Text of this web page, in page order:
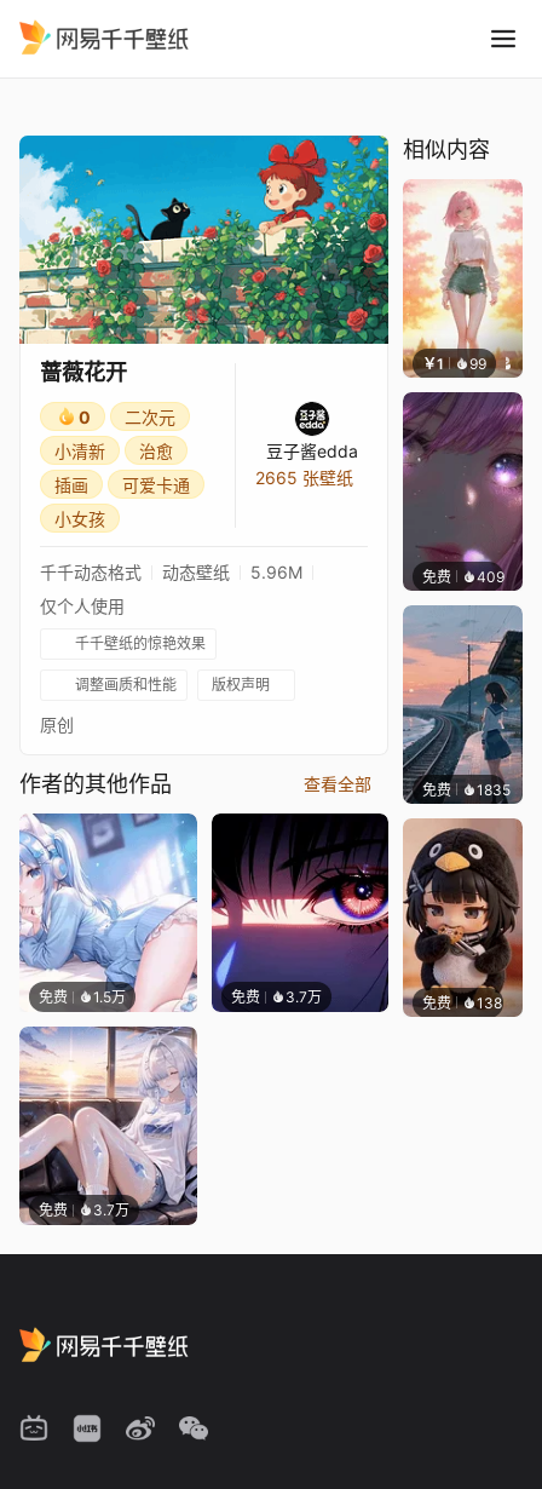
蔷薇花开
0
二次元
小清新
治愈
插画
可爱卡通
小女孩
豆子酱edda
2665 张壁纸
千千动态格式 动态壁纸
5.96M
仅个人使用
千千壁纸的惊艳效果
调整画质和性能 版权声明
原创
作者的其他作品 查看全部
免费 1.5万 免费 3.7万
免费 3.7万
相似内容
￥1 99 辰东
免费 409辰东
免费 1835辰东
免费 138渔小小